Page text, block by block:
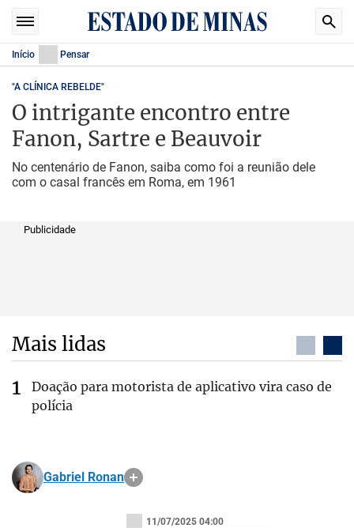
Início Pensar
"A CLÍNICA REBELDE"
O intrigante encontro entre
Fanon, Sartre e Beauvoir
No centenário de Fanon, saiba como foi a reunião dele
com o casal francês em Roma, em 1961
Publicidade
Mais lidas
Doação para motorista de aplicativo vira caso de
polícia
Gabriel Ronan
11/07/2025 04:00